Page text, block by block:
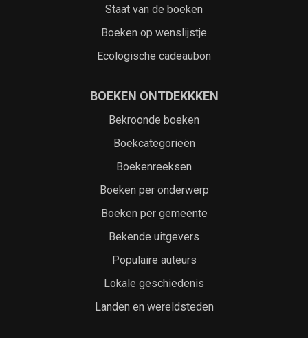
Staat van de boeken
Boeken op wenslijstje
Ecologische cadeaubon
BOEKEN ONTDEKKKEN
Bekroonde boeken
Boekcategorieën
Boekenreeksen
Boeken per onderwerp
Boeken per gemeente
Bekende uitgevers
Populaire auteurs
Lokale geschiedenis
Landen en wereldsteden